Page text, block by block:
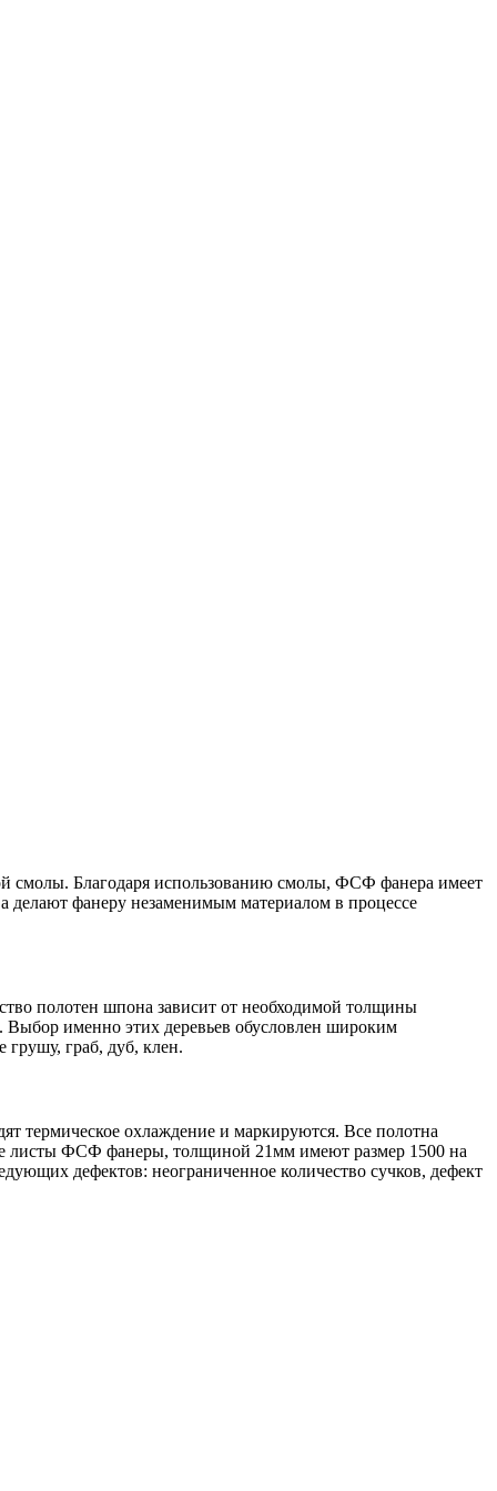
смолы. Благодаря использованию смолы, ФСФ фанера имеет
делают фанеру незаменимым материалом в процессе
полотен шпона зависит от необходимой толщины
Выбор именно этих деревьев обусловлен широким
граб, дуб, клен.
термическое охлаждение и маркируются. Все полотна
листы ФСФ фанеры, толщиной 21мм имеют размер 1500 на
дефектов: неограниченное количество сучков, дефект